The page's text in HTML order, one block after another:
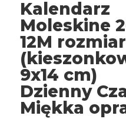
Kalendarz
Moleskine
12M
9x14 cm)
Dzienny
Miękka